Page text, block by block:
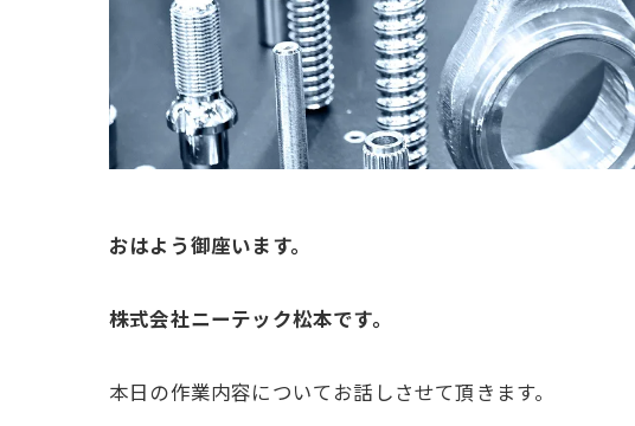
おはよう御座います。
株式会社ニーテック松本です。
本日の作業内容についてお話しさせて頂きます。